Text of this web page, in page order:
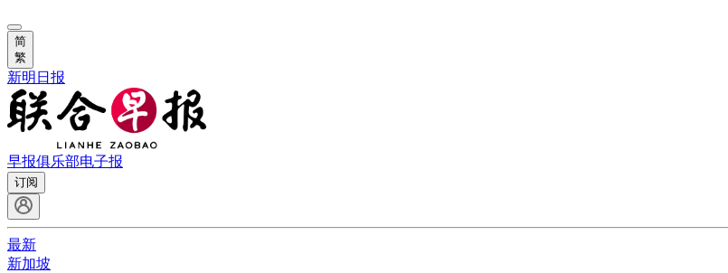
简
繁
新明日报
早报俱乐部电子报
订阅
最新
新加坡